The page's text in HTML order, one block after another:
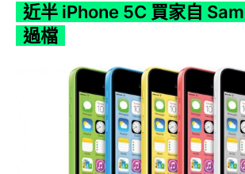
近半 iPhone 5C 買家自
過檔